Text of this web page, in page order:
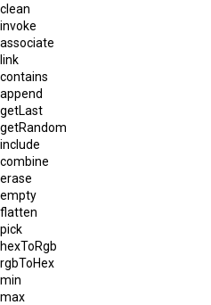
clean
invoke
associate
link
contains
append
getLast
getRandom
include
combine
erase
empty
flatten
pick
hexToRgb
rgbToHex
min
max